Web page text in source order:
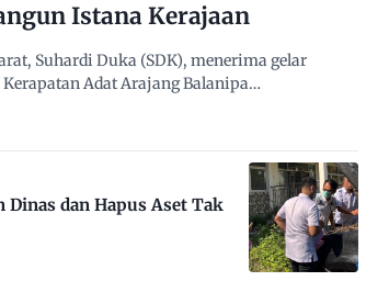
Istana Kerajaan
Suhardi Duka (SDK), menerima gelar
Adat Arajang Balanipa…
Dinas dan Hapus Aset Tak